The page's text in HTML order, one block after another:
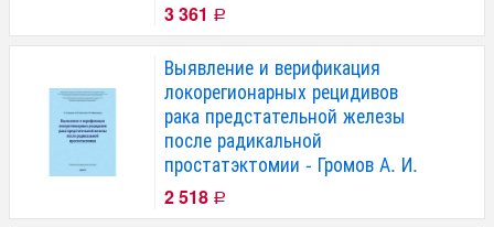
3 361 Р
Выявление и верификация
локорегионарных рецидивов
рака предстательной железы
после радикальной
простатэктомии - Громов А. И.
2 518 Р